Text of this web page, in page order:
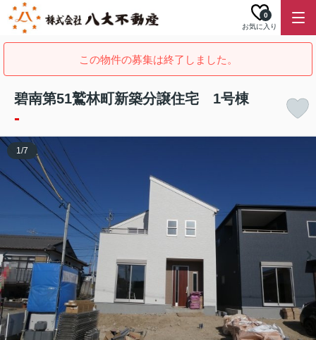
お気に入り
0
この物件の募集は終了しました。
碧南第51鷲林町新築分譲住宅 1号棟
-
1/7